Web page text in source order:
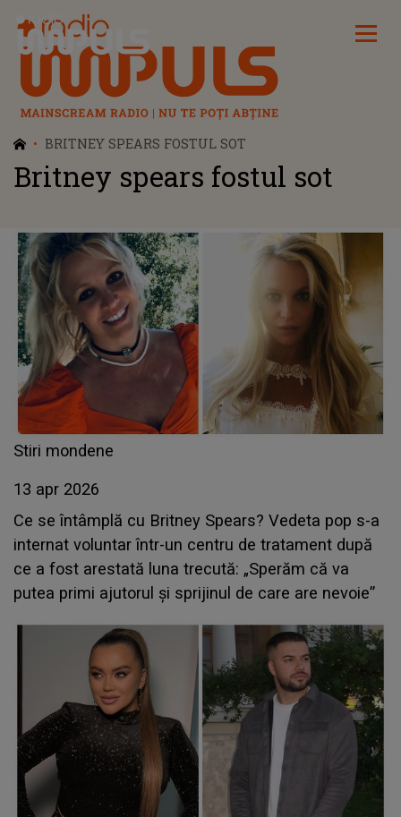
Radio Impuls
BRITNEY SPEARS FOSTUL SOT
Britney spears fostul sot
Stiri mondene
13 apr 2026
Ce se întâmplă cu Britney Spears? Vedeta pop s-a
internat voluntar într-un centru de tratament după
ce a fost arestată luna trecută: „Sperăm că va
putea primi ajutorul şi sprijinul de care are nevoie”